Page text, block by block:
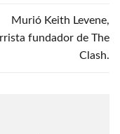
Murió Keith Levene,
fundador de The
Clash.